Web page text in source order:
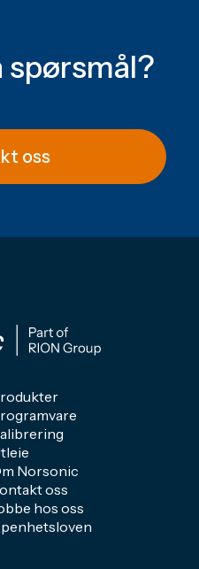
spørsmål?
oss
Norsonic
oss
hos oss